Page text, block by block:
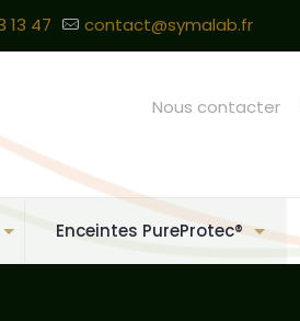
13 47 contact@symalab.fr
Enceintes PureProtec®
Nous contacter